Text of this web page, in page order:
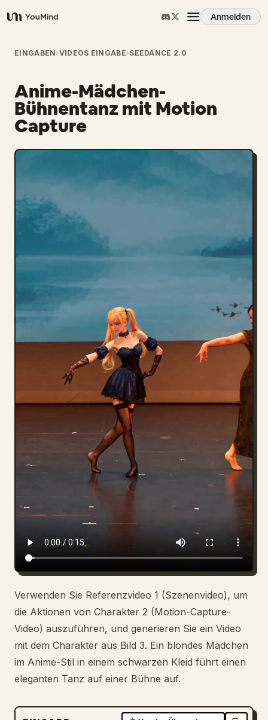
YouMind
Anmelden
Übersicht
Anwendungsfälle
Fähigkeiten
Preise
EINGABEN›VIDEOS EINGABE›SEEDANCE 2.0
Anime-Mädchen-
Bühnentanz mit Motion
Capture
Verwenden Sie Referenzvideo 1 (Szenenvideo), um
die Aktionen von Charakter 2 (Motion-Capture-
Video) auszuführen, und generieren Sie ein Video
mit dem Charakter aus Bild 3. Ein blondes Mädchen
im Anime-Stil in einem schwarzen Kleid führt einen
eleganten Tanz auf einer Bühne auf.